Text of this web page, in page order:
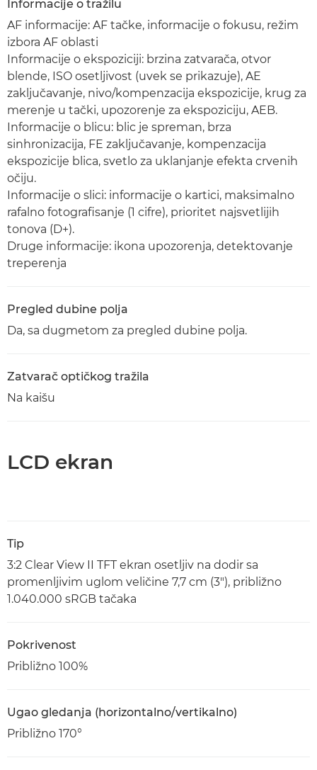
Informacije o tražilu
AF informacije: AF tačke, informacije o fokusu, režim
izbora AF oblasti
Informacije o ekspoziciji: brzina zatvarača, otvor
blende, ISO osetljivost (uvek se prikazuje), AE
zaključavanje, nivo/kompenzacija ekspozicije, krug za
merenje u tački, upozorenje za ekspoziciju, AEB.
Informacije o blicu: blic je spreman, brza
sinhronizacija, FE zaključavanje, kompenzacija
ekspozicije blica, svetlo za uklanjanje efekta crvenih
očiju.
Informacije o slici: informacije o kartici, maksimalno
rafalno fotografisanje (1 cifre), prioritet najsvetlijih
tonova (D+).
Druge informacije: ikona upozorenja, detektovanje
treperenja
Pregled dubine polja
Da, sa dugmetom za pregled dubine polja.
Zatvarač optičkog tražila
Na kaišu
LCD ekran
Tip
3:2 Clear View II TFT ekran osetljiv na dodir sa
promenljivim uglom veličine 7,7 cm (3"), približno
1.040.000 sRGB tačaka
Pokrivenost
Približno 100%
Ugao gledanja (horizontalno/vertikalno)
Približno 170°